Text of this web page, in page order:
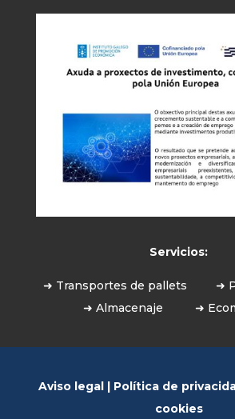
Servicios:
➜ Transportes de pallets➜
➜ Almacenaje➜
Aviso legal | Política de
cookies